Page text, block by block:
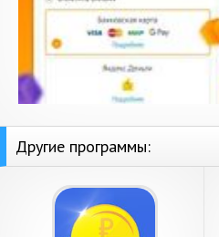
Другие программы: